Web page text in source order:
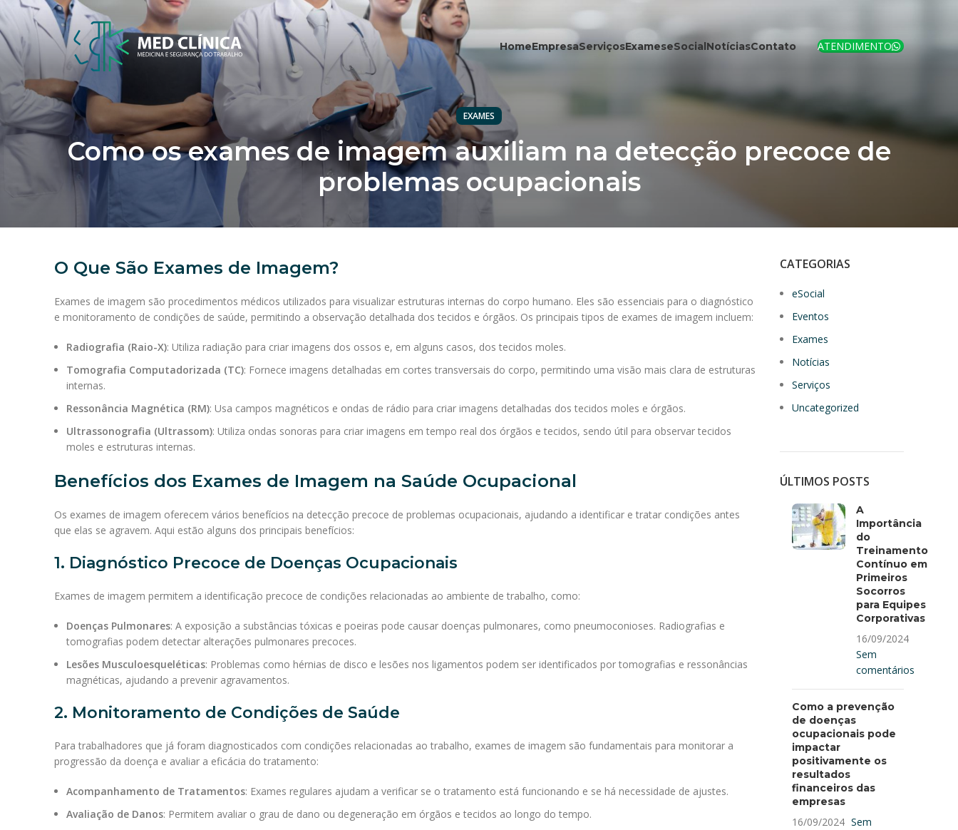
HomeEmpresaServiçosExameseSocialNotíciasContato ATENDIMENTO
EXAMES
Como os exames de imagem auxiliam na detecção precoce de
problemas ocupacionais
O Que São Exames de Imagem?
Exames de imagem são procedimentos médicos utilizados para visualizar estruturas internas do corpo humano. Eles são essenciais para o diagnóstico
e monitoramento de condições de saúde, permitindo a observação detalhada dos tecidos e órgãos. Os principais tipos de exames de imagem incluem:
Radiografia (Raio-X): Utiliza radiação para criar imagens dos ossos e, em alguns casos, dos tecidos moles.
Tomografia Computadorizada (TC): Fornece imagens detalhadas em cortes transversais do corpo, permitindo uma visão mais clara de estruturas
internas.
Ressonância Magnética (RM): Usa campos magnéticos e ondas de rádio para criar imagens detalhadas dos tecidos moles e órgãos.
Ultrassonografia (Ultrassom): Utiliza ondas sonoras para criar imagens em tempo real dos órgãos e tecidos, sendo útil para observar tecidos
moles e estruturas internas.
Benefícios dos Exames de Imagem na Saúde Ocupacional
Os exames de imagem oferecem vários benefícios na detecção precoce de problemas ocupacionais, ajudando a identificar e tratar condições antes
que elas se agravem. Aqui estão alguns dos principais benefícios:
1. Diagnóstico Precoce de Doenças Ocupacionais
Exames de imagem permitem a identificação precoce de condições relacionadas ao ambiente de trabalho, como:
Doenças Pulmonares: A exposição a substâncias tóxicas e poeiras pode causar doenças pulmonares, como pneumoconioses. Radiografias e
tomografias podem detectar alterações pulmonares precoces.
Lesões Musculoesqueléticas: Problemas como hérnias de disco e lesões nos ligamentos podem ser identificados por tomografias e ressonâncias
magnéticas, ajudando a prevenir agravamentos.
2. Monitoramento de Condições de Saúde
Para trabalhadores que já foram diagnosticados com condições relacionadas ao trabalho, exames de imagem são fundamentais para monitorar a
progressão da doença e avaliar a eficácia do tratamento:
Acompanhamento de Tratamentos: Exames regulares ajudam a verificar se o tratamento está funcionando e se há necessidade de ajustes.
Avaliação de Danos: Permitem avaliar o grau de dano ou degeneração em órgãos e tecidos ao longo do tempo.
CATEGORIAS
eSocial
Eventos
Exames
Notícias
Serviços
Uncategorized
ÚLTIMOS POSTS
A
Importância
do
Treinamento
Contínuo em
Primeiros
Socorros
para Equipes
Corporativas
16/09/2024
Sem
comentários
Como a prevenção
de doenças
ocupacionais pode
impactar
positivamente os
resultados
financeiros das
empresas
16/09/2024 Sem